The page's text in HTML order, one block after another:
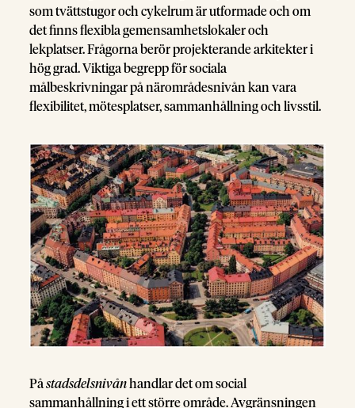
som tvättstugor och cykelrum är utformade och om
det finns flexibla gemensamhetslokaler och
lekplatser. Frågorna berör projekterande arkitekter i
hög grad. Viktiga begrepp för sociala
målbeskrivningar på närområdesnivån kan vara
flexibilitet, mötesplatser, sammanhållning och livsstil.
Påstadsdelsnivånhandlar det om social
sammanhållning i ett större område. Avgränsningen